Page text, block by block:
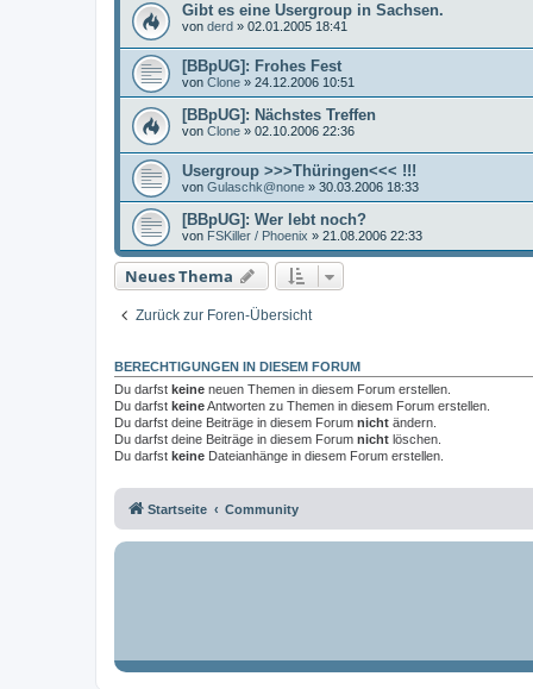
Gibt es eine Usergroup in Sachsen.
von derd » 02.01.2005 18:41
[BBpUG]: Frohes Fest
von Clone » 24.12.2006 10:51
[BBpUG]: Nächstes Treffen
von Clone » 02.10.2006 22:36
Usergroup >>>Thüringen<<< !!!
von Gulaschk@none » 30.03.2006 18:33
[BBpUG]: Wer lebt noch?
von FSKiller / Phoenix » 21.08.2006 22:33
Neues Thema
Zurück zur Foren-Übersicht
BERECHTIGUNGEN IN DIESEM FORUM
Du darfst keine neuen Themen in diesem Forum erstellen.
Du darfst keineAntworten zu Themen in diesem Forum erstellen.
Du darfst deine Beiträge in diesem Forum nicht ändern.
Du darfst deine Beiträge in diesem Forum nicht löschen.
Du darfst keine Dateianhänge in diesem Forum erstellen.
Startseite Community